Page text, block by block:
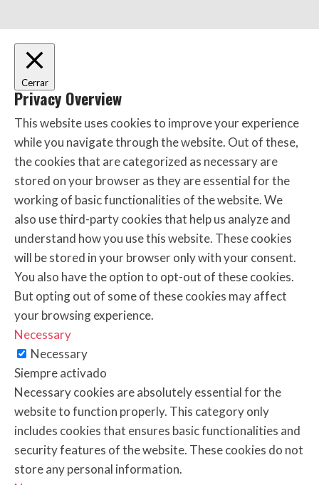
Cerrar
Privacy Overview
This website uses cookies to improve your experience
while you navigate through the website. Out of these,
the cookies that are categorized as necessary are
stored on your browser as they are essential for the
working of basic functionalities of the website. We
also use third-party cookies that help us analyze and
understand how you use this website. These cookies
will be stored in your browser only with your consent.
You also have the option to opt-out of these cookies.
But opting out of some of these cookies may affect
your browsing experience.
Necessary
Necessary
Siempre activado
Necessary cookies are absolutely essential for the
website to function properly. This category only
includes cookies that ensures basic functionalities and
security features of the website. These cookies do not
store any personal information.